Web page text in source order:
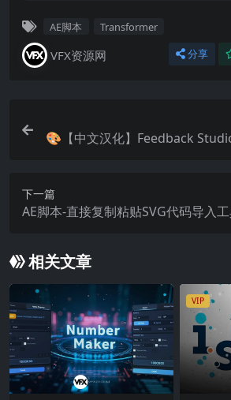
AE脚本 Transformer
VFX资源网 分享
🎨【中文汉化】Feedback
下一篇
AE脚本-直接复制粘贴SVG代码导入
相关文章
VIP